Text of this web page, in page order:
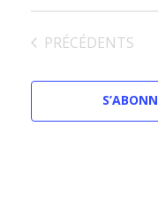
ÉVÈNEMENTS
PRÉCÉDENTS